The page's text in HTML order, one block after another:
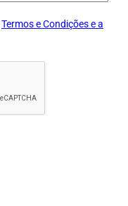
Termos e Condições e a